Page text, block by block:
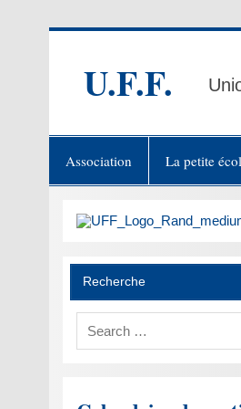
U.F.F.
Association La petite
Recherche